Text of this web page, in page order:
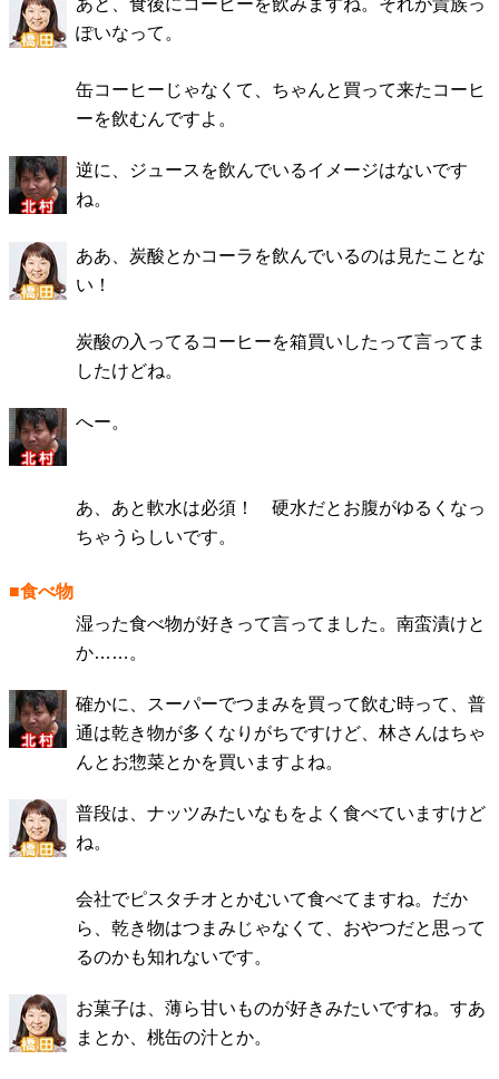
ぽいなって。
缶コーヒーじゃなくて、ちゃんと買って来たコーヒ
ーを飲むんですよ。
逆に、ジュースを飲んでいるイメージはないです
ね。
ああ、炭酸とかコーラを飲んでいるのは見たことな
い！
炭酸の入ってるコーヒーを箱買いしたって言ってま
したけどね。
へー。
あ、あと軟水は必須！ 硬水だとお腹がゆるくなっ
ちゃうらしいです。
■食べ物
湿った食べ物が好きって言ってました。南蛮漬けと
か……。
確かに、スーパーでつまみを買って飲む時って、普
通は乾き物が多くなりがちですけど、林さんはちゃ
んとお惣菜とかを買いますよね。
普段は、ナッツみたいなもをよく食べていますけど
ね。
会社でピスタチオとかむいて食べてますね。だか
ら、乾き物はつまみじゃなくて、おやつだと思って
るのかも知れないです。
お菓子は、薄ら甘いものが好きみたいですね。すあ
まとか、桃缶の汁とか。